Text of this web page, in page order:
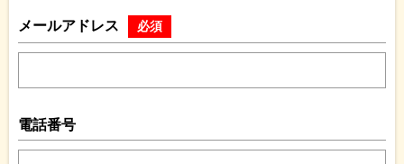
メールアドレス 必須
電話番号